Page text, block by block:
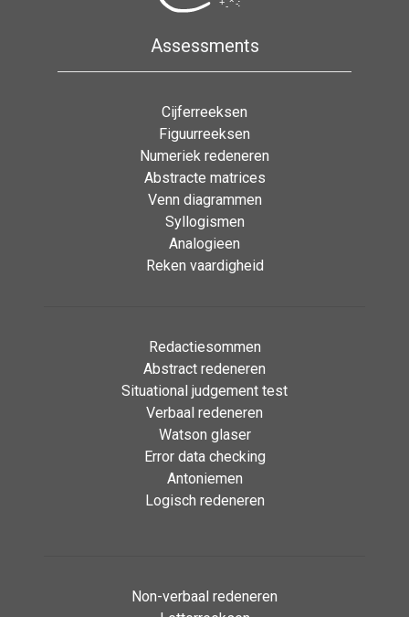
Assessments
Cijferreeksen
Figuurreeksen
Numeriek redeneren
Abstracte matrices
Venn diagrammen
Syllogismen
Analogieen
Reken vaardigheid
Redactiesommen
Abstract redeneren
Situational judgement test
Verbaal redeneren
Watson glaser
Error data checking
Antoniemen
Logisch redeneren
Non-verbaal redeneren